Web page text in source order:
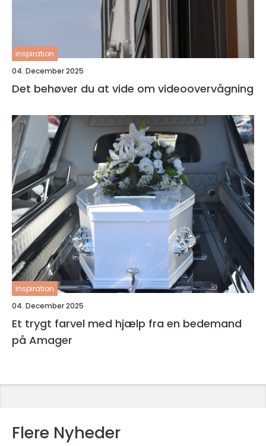
inspiration
04. December 2025
Det behøver du at vide om videoovervågning
inspiration
04. December 2025
Et trygt farvel med hjælp fra en bedemand
på Amager
Flere Nyheder